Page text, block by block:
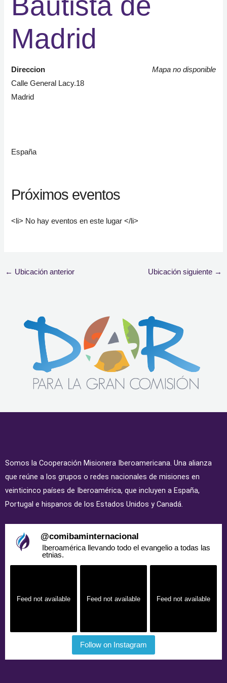
Madrid
Mapa no disponible
Direccion
Calle General Lacy.18
Madrid
España
Próximos eventos
<li> No hay eventos en este lugar </li>
← Ubicación anterior Ubicación siguiente →
Somos la Cooperación Misionera Iberoamericana. Una alianza
que reúne a los grupos o redes nacionales de misiones en
veinticinco países de Iberoamérica, que incluyen a España,
Portugal e hispanos de los Estados Unidos y Canadá.
@comibaminternacional
Iberoamérica llevando todo el evangelio a todas las
etnias.
Feed not available Feed not available Feed not available
Follow on Instagram